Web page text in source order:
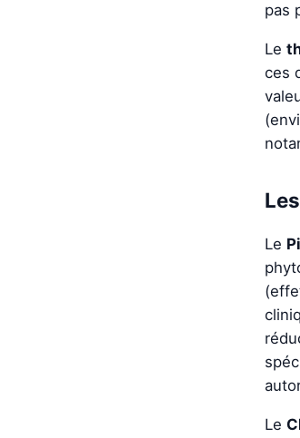
pas
Le
ces
Le
Le